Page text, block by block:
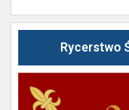
Rycerstwo